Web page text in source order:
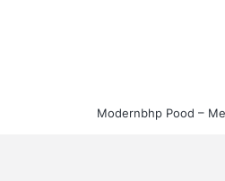
Modernbhp Pood –